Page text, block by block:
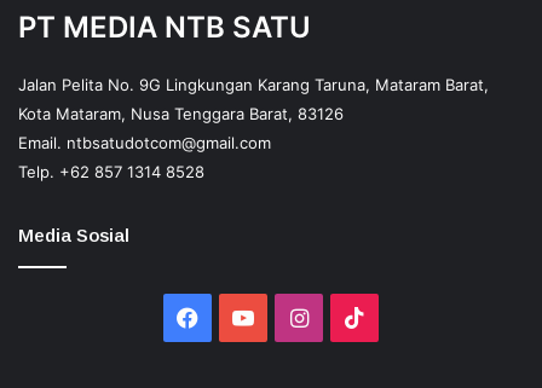
PT MEDIA NTB SATU
Jalan Pelita No. 9G Lingkungan Karang Taruna, Mataram Barat,
Kota Mataram, Nusa Tenggara Barat, 83126
Email. ntbsatudotcom@gmail.com
Telp. +62 857 1314 8528
Media Sosial
Facebook
YouTubeInstagram